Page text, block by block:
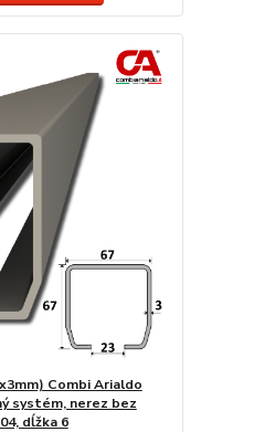
Combi Arialdo
systém, nerez bez
dĺžka 6